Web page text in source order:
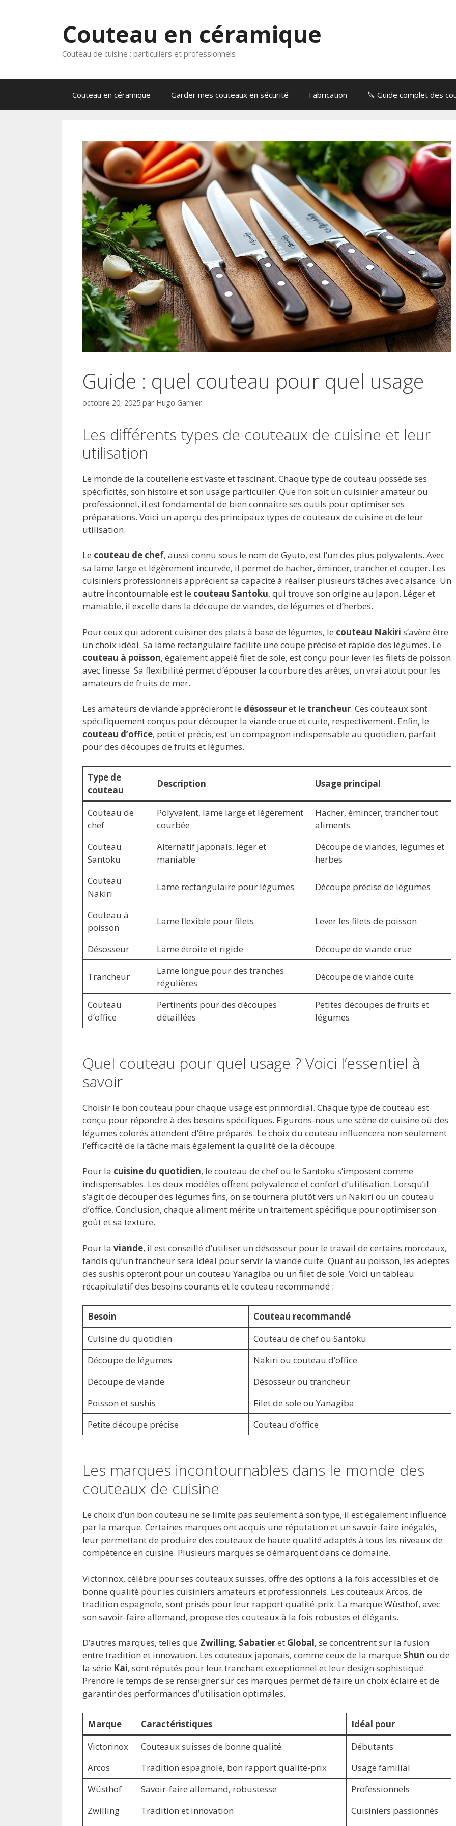
Couteau en céramique
Couteau de cuisine : particuliers et professionnels
Couteau en céramique Garder mes couteaux en sécurité Fabrication 🔪 Guide complet des
Guide : quel couteau pour quel usage
octobre 20, 2025 par Hugo Garnier
Les différents types de couteaux de cuisine et leur
utilisation
Le monde de la coutellerie est vaste et fascinant. Chaque type de couteau possède ses
spécificités, son histoire et son usage particulier. Que l’on soit un cuisinier amateur ou
professionnel, il est fondamental de bien connaître ses outils pour optimiser ses
préparations. Voici un aperçu des principaux types de couteaux de cuisine et de leur
utilisation.
Le couteau de chef, aussi connu sous le nom de Gyuto, est l’un des plus polyvalents. Avec
sa lame large et légèrement incurvée, il permet de hacher, émincer, trancher et couper. Les
cuisiniers professionnels apprécient sa capacité à réaliser plusieurs tâches avec aisance. Un
autre incontournable est le couteau Santoku, qui trouve son origine au Japon. Léger et
maniable, il excelle dans la découpe de viandes, de légumes et d’herbes.
Pour ceux qui adorent cuisiner des plats à base de légumes, le couteau Nakiri s’avère être
un choix idéal. Sa lame rectangulaire facilite une coupe précise et rapide des légumes. Le
couteau à poisson, également appelé filet de sole, est conçu pour lever les filets de poisson
avec finesse. Sa flexibilité permet d’épouser la courbure des arêtes, un vrai atout pour les
amateurs de fruits de mer.
Les amateurs de viande apprécieront le désosseuret le trancheur. Ces couteaux sont
spécifiquement conçus pour découper la viande crue et cuite, respectivement. Enfin, le
couteau d’office, petit et précis, est un compagnon indispensable au quotidien, parfait
pour des découpes de fruits et légumes.
Type de
couteau
Description Usage principal
Couteau de
chef
Polyvalent, lame large et légèrement
courbée
Hacher, émincer, trancher tout
aliments
Couteau
Santoku
Alternatif japonais, léger et
maniable
Découpe de viandes, légumes et
herbes
Couteau
Nakiri
Lame rectangulaire pour légumes Découpe précise de légumes
Couteau à
poisson
Lame flexible pour filets Lever les filets de poisson
Désosseur Lame étroite et rigide Découpe de viande crue
Trancheur
Lame longue pour des tranches
régulières
Découpe de viande cuite
Couteau
d’office
Pertinents pour des découpes
détaillées
Petites découpes de fruits et
légumes
Quel couteau pour quel usage ? Voici l’essentiel à
savoir
Choisir le bon couteau pour chaque usage est primordial. Chaque type de couteau est
conçu pour répondre à des besoins spécifiques. Figurons-nous une scène de cuisine où des
légumes colorés attendent d’être préparés. Le choix du couteau influencera non seulement
l’efficacité de la tâche mais également la qualité de la découpe.
Pour la cuisine du quotidien, le couteau de chef ou le Santoku s’imposent comme
indispensables. Les deux modèles offrent polyvalence et confort d’utilisation. Lorsqu’il
s’agit de découper des légumes fins, on se tournera plutôt vers un Nakiri ou un couteau
d’office. Conclusion, chaque aliment mérite un traitement spécifique pour optimiser son
goût et sa texture.
Pour la viande, il est conseillé d’utiliser un désosseur pour le travail de certains morceaux,
tandis qu’un trancheur sera idéal pour servir la viande cuite. Quant au poisson, les adeptes
des sushis opteront pour un couteau Yanagiba ou un filet de sole. Voici un tableau
récapitulatif des besoins courants et le couteau recommandé :
Besoin
Couteau recommandé
Cuisine du quotidien
Couteau de chef ou Santoku
Découpe de légumes
Nakiri ou couteau d’office
Découpe de viande
Désosseur ou trancheur
Poisson et sushis
Filet de sole ou Yanagiba
Petite découpe précise
Couteau d’office
Les marques incontournables dans le monde des
couteaux de cuisine
Le choix d’un bon couteau ne se limite pas seulement à son type, il est également influencé
par la marque. Certaines marques ont acquis une réputation et un savoir-faire inégalés,
leur permettant de produire des couteaux de haute qualité adaptés à tous les niveaux de
compétence en cuisine. Plusieurs marques se démarquent dans ce domaine.
Victorinox, célèbre pour ses couteaux suisses, offre des options à la fois accessibles et de
bonne qualité pour les cuisiniers amateurs et professionnels. Les couteaux Arcos, de
tradition espagnole, sont prisés pour leur rapport qualité-prix. La marque Wüsthof, avec
son savoir-faire allemand, propose des couteaux à la fois robustes et élégants.
D’autres marques, telles que Zwilling, Sabatieret Global, se concentrent sur la fusion
entre tradition et innovation. Les couteaux japonais, comme ceux de la marque Shun ou de
la série Kai, sont réputés pour leur tranchant exceptionnel et leur design sophistiqué.
Prendre le temps de se renseigner sur ces marques permet de faire un choix éclairé et de
garantir des performances d’utilisation optimales.
Marque Caractéristiques
Idéal pour
Victorinox
Couteaux suisses de bonne qualité
Débutants
Arcos
Tradition espagnole, bon rapport qualité-prix
Usage familial
Wüsthof
Savoir-faire allemand, robustesse
Professionnels
Zwilling
Tradition et innovation
Cuisiniers passionnés